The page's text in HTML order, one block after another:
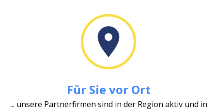
Für Sie vor Ort
... unsere Partnerfirmen sind in der Region aktiv und in